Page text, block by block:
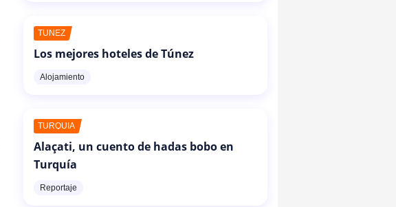
TÚNEZ
Los mejores hoteles de Túnez
Alojamiento
TURQUÍA
Alaçati, un cuento de hadas bobo en
Turquía
Reportaje